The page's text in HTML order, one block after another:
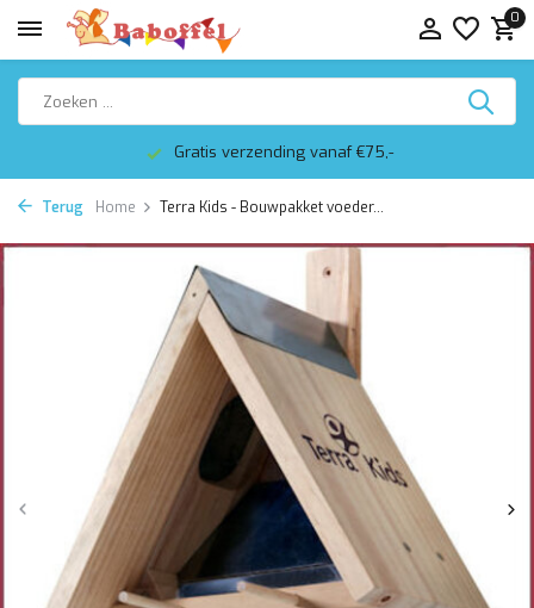
0
Gratis verzending vanaf €75,-
Terug Home Terra Kids - Bouwpakket voeder...